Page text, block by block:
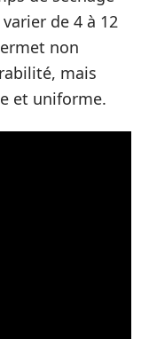
de 4 à 12
non
mais
et uniforme.